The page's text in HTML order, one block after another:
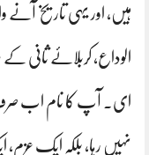
ہیں، اور یہی تاریخ آنے
الوداع، کربلائے ثانی کے
ای۔ آپ کا نام اب
نہیں رہا، بلکہ ایک